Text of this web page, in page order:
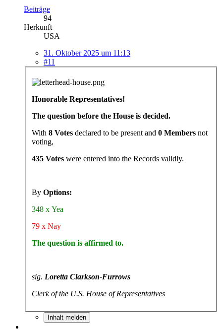
Beiträge
94
Herkunft
USA
31. Oktober 2025 um 11:13
#11
Honorable Representatives!
The question before the House is decided.
With 8 Votes declared to be present and 0 Members not
voting,
435 Votes were entered into the Records validly.
By Options:
348 x Yea
79 x Nay
The question is affirmed to.
sig. Loretta Clarkson-Furrows
Clerk of the U.S. House of Representatives
Inhalt melden